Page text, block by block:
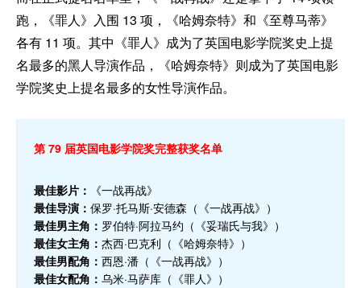
跑，《罪人》入围 13 项，《哈姆奈特》和《至尊马蒂》
各有 11 项。其中《罪人》成为了英国电影学院奖史上提
名最多的黑人导演作品，《哈姆奈特》则成为了英国电影
学院奖史上提名最多的女性导演作品。
第 79 届英国电影学院奖完整获奖名单
最佳影片：
《一战再战》
最佳导演： 保罗·托马斯·安德森（《一战再战》）
最佳男主角： 罗伯特·阿拉马约（《妥瑞氏与我》）
最佳女主角： 杰西·巴克利（《哈姆奈特》）
最佳男配角： 西恩·潘（《一战再战》）
最佳女配角： 乌米·马萨库（《罪人》）